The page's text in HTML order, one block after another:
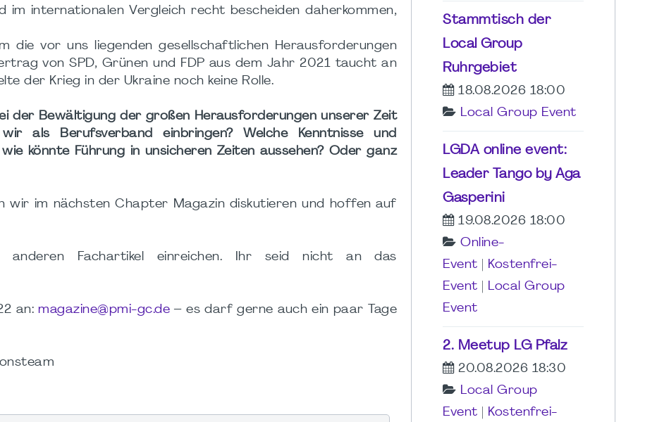
internationalen Vergleich recht bescheiden daherkommen,
die vor uns liegenden gesellschaftlichen Herausforderungen
von SPD, Grünen und FDP aus dem Jahr 2021 taucht an
der Krieg in der Ukraine noch keine Rolle.
der Bewältigung der großen Herausforderungen unserer Zeit
als Berufsverband einbringen? Welche Kenntnisse und
könnte Führung in unsicheren Zeiten aussehen? Oder ganz
wir im nächsten Chapter Magazin diskutieren und hoffen auf
anderen Fachartikel einreichen. Ihr seid nicht an das
an:magazine@pmi-gc.de – es darf gerne auch ein paar Tage
Stammtisch der
Local Group
Ruhrgebiet
18.08.2026 18:00
Local Group Event
LGDA online event:
Leader Tango by Aga
Gasperini
19.08.2026 18:00
Online-
Event
Kostenfrei-
Event
Local Group
Event
2. Meetup LG Pfalz
20.08.2026 18:30
Local Group
Event
Kostenfrei-